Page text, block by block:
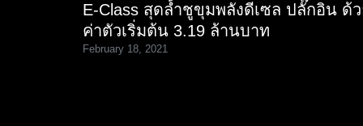
E-Class สุดล้ำชูขุมพลังดีเซล ปลั๊กอิน ด้
ค่าตัวเริ่มต้น 3.19 ล้านบาท
February 18, 2021